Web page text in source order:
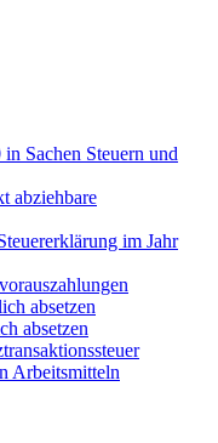
Sachen Steuern und
abziehbare
im Jahr
absetzen
absetzen
Arbeitsmitteln